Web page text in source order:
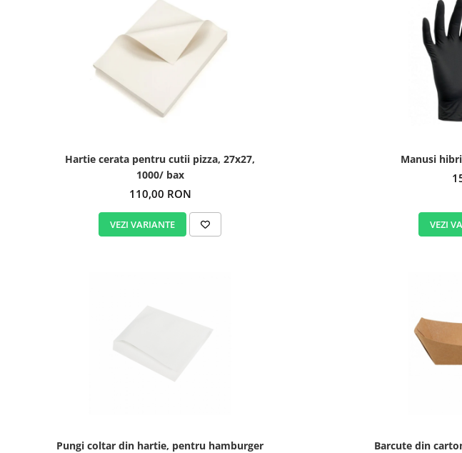
Hartie cerata pentru cutii pizza, 27x27,
1000/ bax
110,00 RON
VEZI VARIANTE
Manusi
VEZI
Pungi coltar din hartie, pentru hamburger
Barcute din